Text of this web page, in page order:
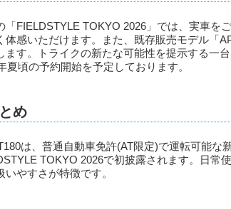
「FIELDSTYLE TOKYO 2026」では、実車を
体感いただけます。また、既存販売モデル「
ます。トライクの新たな可能性を提示する一
夏頃の予約開始を予定しております。
め
は、普通自動車免許(AT限定)で運転可能な
TOKYO 2026で初披露されます。日常
いやすさが特徴です。